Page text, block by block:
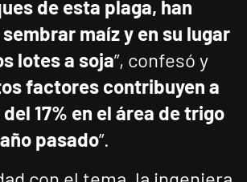
de esta plaga, han
maíz y en su lugar
lotes a soja”, confesó y
factores contribuyen a
17% en el área de trigo
pasado”.